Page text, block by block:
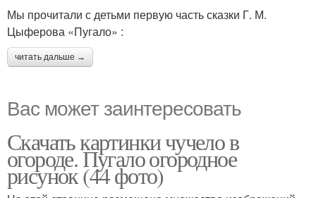
Мы прочитали с детьми первую часть сказки Г. М.
Цыферова «Пугало» :
читать дальше →
Вас может заинтересовать
Скачать картинки чучело в
огороде. Пугало огородное
рисунок (44 фото)